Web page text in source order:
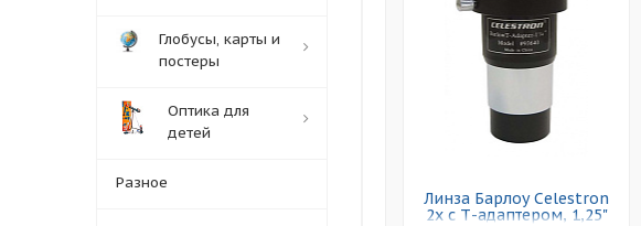
Линза Барлоу Celestron
2x с Т-адаптером, 1,25"
Глобусы, карты и
постеры
Оптика для
детей
Разное